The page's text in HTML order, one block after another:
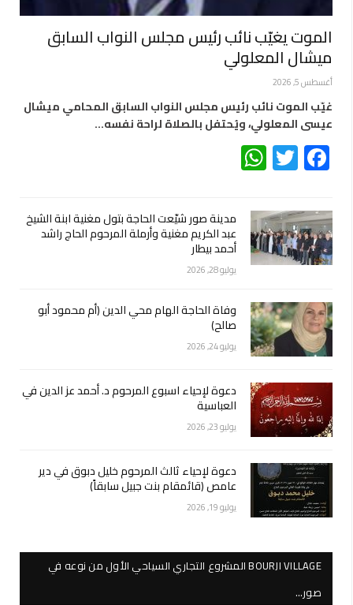
الموت يغيّب نائب رئيس مجلس النواب السابق
ميشال المعلولي
أغسطس 5, 2026
غيّب الموت نائب رئيس مجلس النواب السابق المحامي ميشال
عيسى المعلولي، ويُحتفل بالصلاة لراحة نفسه…
Facebook
Twitter
مدينة صور شيّعت الحاجة بتول مغنية ابنة الشيخ
عبد الكريم مغنية وأرملة المرحوم الحاج راشد
أحمد بيطار
يوليو 28, 2026
وفاة الحاجة الهام محي الدين (أم محمود أبو
صالح)
يوليو 24, 2026
دعوة لإحياء اسبوع المرحوم د. أحمد عز الدين في
العباسية
يوليو 23, 2026
دعوة لإحياء ثالث المرحوم خليل دبوق في دير
عامص (قائمقام بنت جبيل سابقاً)
يوليو 19, 2026
BOURJI VILLAGE المشروع التجاري السياحي الأول من نوعه في
صور…